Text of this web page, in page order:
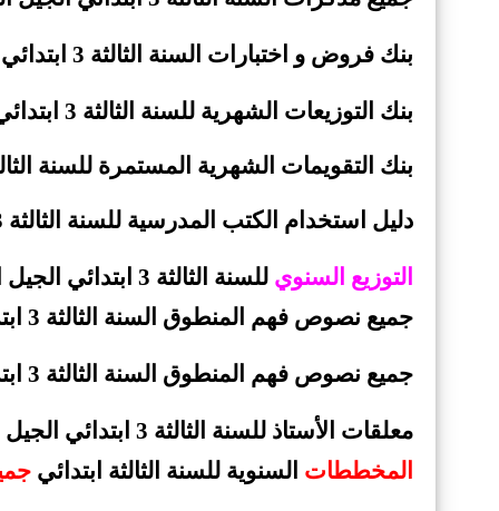
بنك فروض و اختبارات السنة الثالثة 3 ابتدائي الجيل الثاني
بنك التوزيعات الشهرية للسنة الثالثة 3 ابتدائي الجيل
بنك التقويمات الشهرية المستمرة للسنة الثالثة 3 ابتدائي الجيل
دليل استخدام الكتب المدرسية للسنة الثالثة 3 ابتدائي الجيل الثاني
التوزيع السنوي للسنة الثالثة 3 ابتدائي الجيل الثاني - وفق مستجدات وزارة التربية جويلية 2019
جميع نصوص فهم المنطوق السنة الثالثة 3 ابتدائي الجيل الثاني (
جميع نصوص فهم المنطوق السنة الثالثة 3 ابتدائي الجيل الثاني (
معلقات الأستاذ للسنة الثالثة 3 ابتدائي الجيل الثاني
المخططات السنوية للسنة الثالثة ابتدائي